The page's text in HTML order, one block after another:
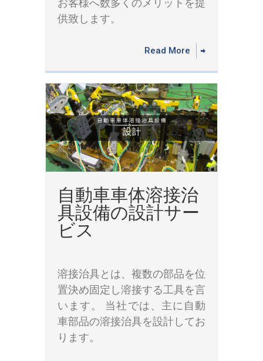
お客様へ数多くのメリットを提
供致します。
Read More
自動車車体溶接治
具設備の設計サー
ビス
溶接治具とは、複数の部品を位
置決め固定し溶接する工具を言
います。 当社では、主に自動
車部品の溶接治具を設計してお
ります。